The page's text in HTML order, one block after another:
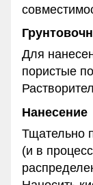
Для
пористые
Нанесение
Тщательно
(и в